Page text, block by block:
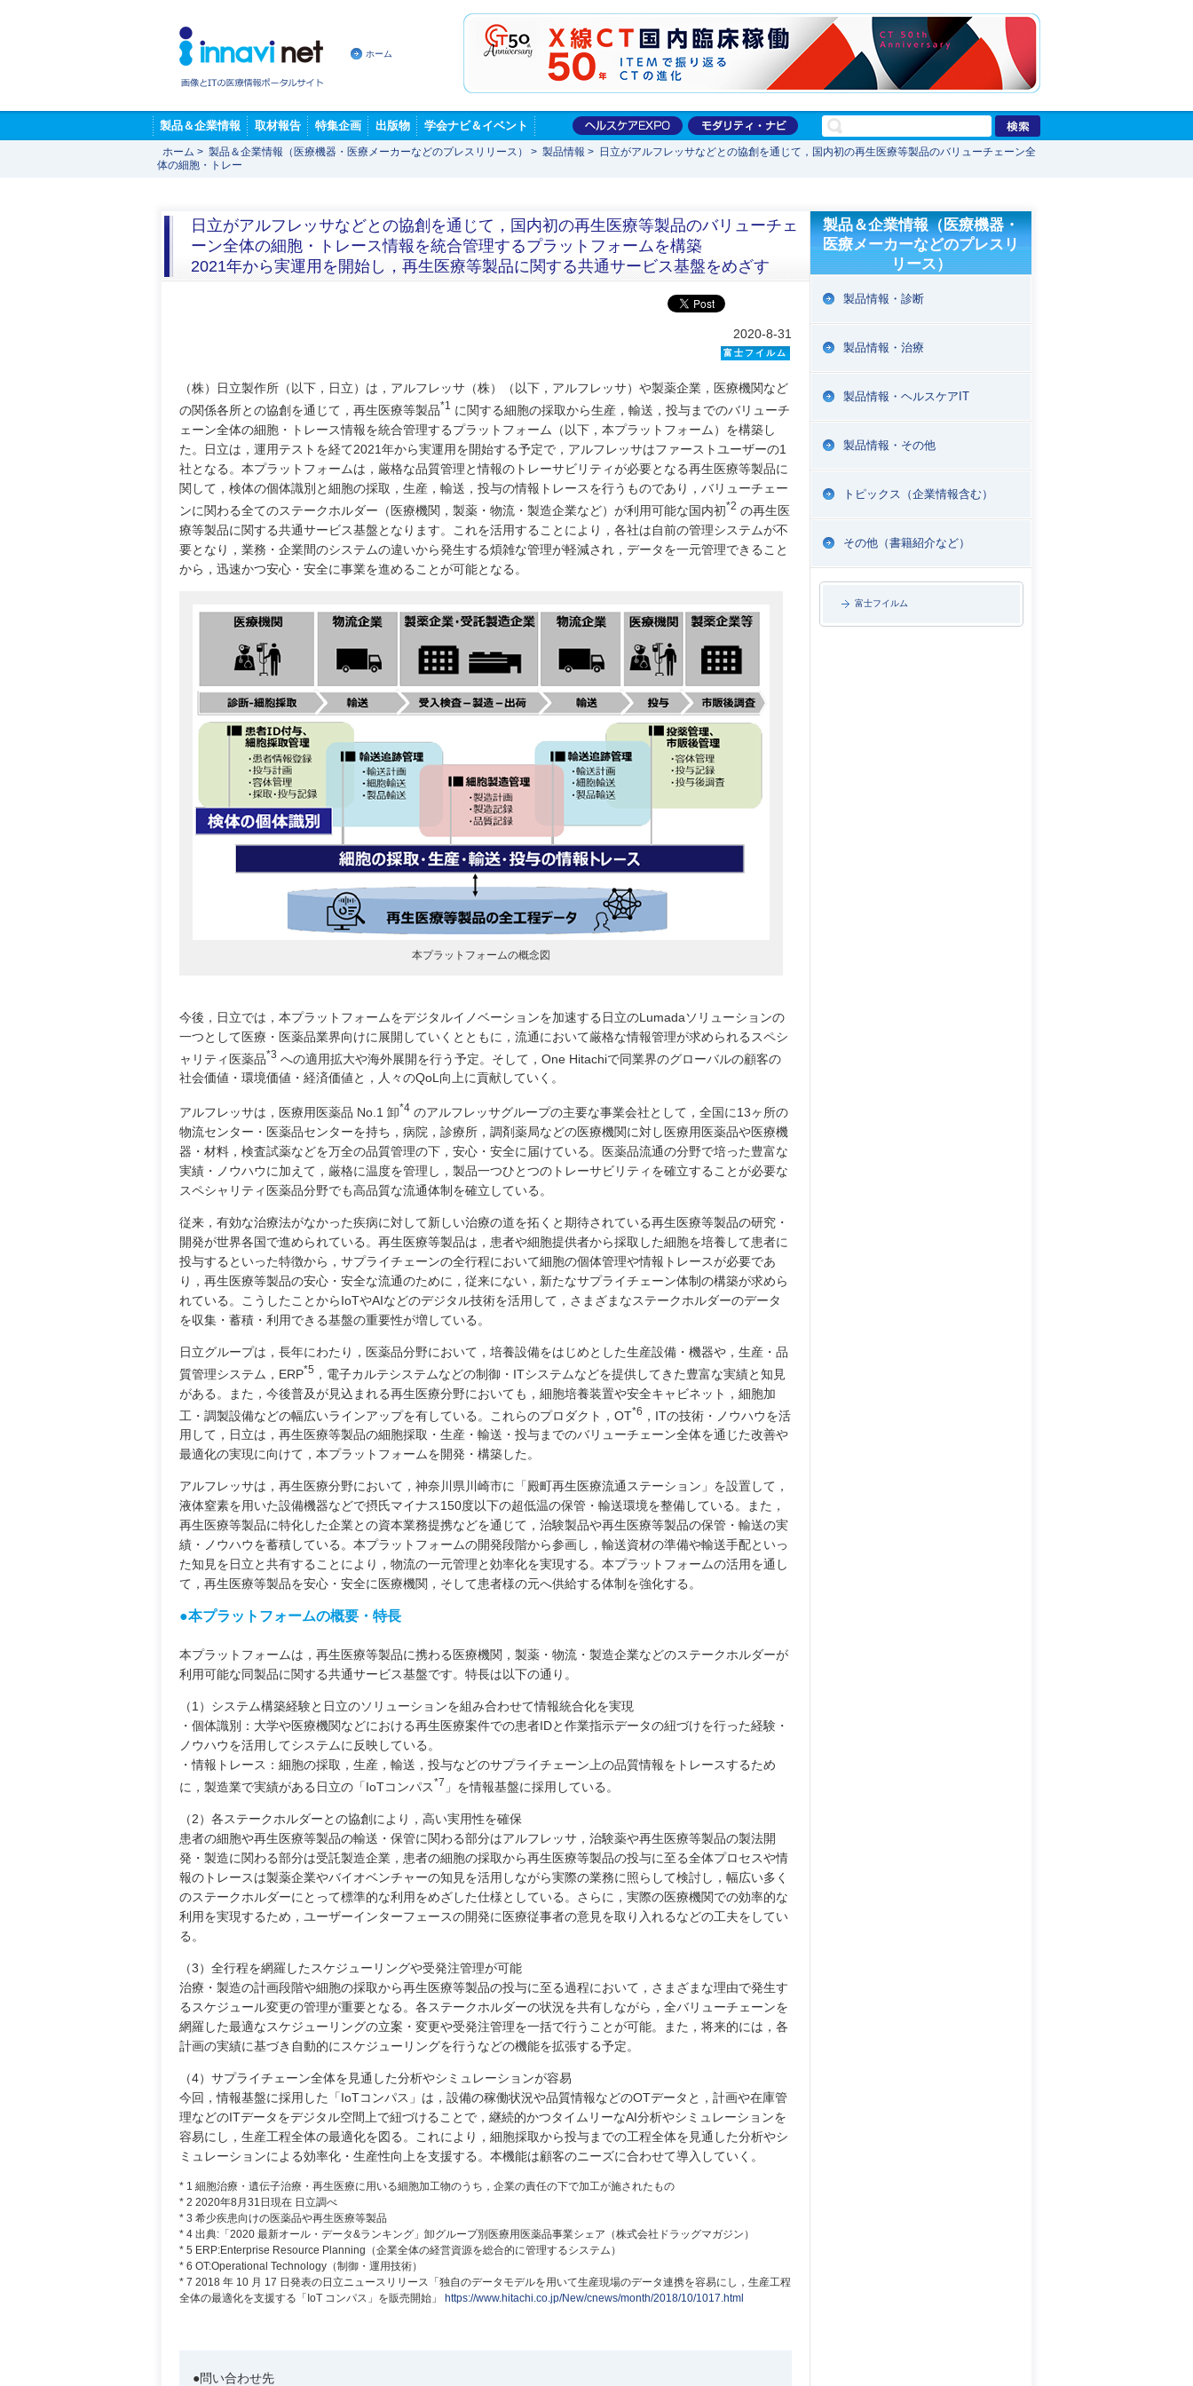
ホーム
製品＆企業情報 取材報告 特集企画 出版物 学会ナビ＆イベント
ホーム > 製品＆企業情報（医療機器・医療メーカーなどのプレスリリース） > 製品情報 > 日立がアルフレッサなどとの協創を通じて，国内初の再生医療等製品のバリューチェーン全
体の細胞・トレー
日立がアルフレッサなどとの協創を通じて，国内初の再生医療等製品のバリューチェ
ーン全体の細胞・トレース情報を統合管理するプラットフォームを構築
2021年から実運用を開始し，再生医療等製品に関する共通サービス基盤をめざす
2020-8-31
富士フイルム
（株）日立製作所（以下，日立）は，アルフレッサ（株）（以下，アルフレッサ）や製薬企業，医療機関など
の関係各所との協創を通じて，再生医療等製品*1
に関する細胞の採取から生産，輸送，投与までのバリューチ
ェーン全体の細胞・トレース情報を統合管理するプラットフォーム（以下，本プラットフォーム）を構築し
た。日立は，運用テストを経て2021年から実運用を開始する予定で，アルフレッサはファーストユーザーの1
社となる。本プラットフォームは，厳格な品質管理と情報のトレーサビリティが必要となる再生医療等製品に
関して，検体の個体識別と細胞の採取，生産，輸送，投与の情報トレースを行うものであり，バリューチェー
ンに関わる全てのステークホルダー（医療機関，製薬・物流・製造企業など）が利用可能な国内初*2 の再生医
療等製品に関する共通サービス基盤となります。これを活用することにより，各社は自前の管理システムが不
要となり，業務・企業間のシステムの違いから発生する煩雑な管理が軽減され，データを一元管理できること
から，迅速かつ安心・安全に事業を進めることが可能となる。
本プラットフォームの概念図
今後，日立では，本プラットフォームをデジタルイノベーションを加速する日立のLumadaソリューションの
一つとして医療・医薬品業界向けに展開していくとともに，流通において厳格な情報管理が求められるスペシ
ャリティ医薬品*3 への適用拡大や海外展開を行う予定。そして，One Hitachiで同業界のグローバルの顧客の
社会価値・環境価値・経済価値と，人々のQoL向上に貢献していく。
アルフレッサは，医療用医薬品 No.1 卸*4 のアルフレッサグループの主要な事業会社として，全国に13ヶ所の
物流センター・医薬品センターを持ち，病院，診療所，調剤薬局などの医療機関に対し医療用医薬品や医療機
器・材料，検査試薬などを万全の品質管理の下，安心・安全に届けている。医薬品流通の分野で培った豊富な
実績・ノウハウに加えて，厳格に温度を管理し，製品一つひとつのトレーサビリティを確立することが必要な
スペシャリティ医薬品分野でも高品質な流通体制を確立している。
従来，有効な治療法がなかった疾病に対して新しい治療の道を拓くと期待されている再生医療等製品の研究・
開発が世界各国で進められている。再生医療等製品は，患者や細胞提供者から採取した細胞を培養して患者に
投与するといった特徴から，サプライチェーンの全行程において細胞の個体管理や情報トレースが必要であ
り，再生医療等製品の安心・安全な流通のために，従来にない，新たなサプライチェーン体制の構築が求めら
れている。こうしたことからIoTやAIなどのデジタル技術を活用して，さまざまなステークホルダーのデータ
を収集・蓄積・利用できる基盤の重要性が増している。
日立グループは，長年にわたり，医薬品分野において，培養設備をはじめとした生産設備・機器や，生産・品
質管理システム，ERP*5 ，電子カルテシステムなどの制御・ITシステムなどを提供してきた豊富な実績と知見
がある。また，今後普及が見込まれる再生医療分野においても，細胞培養装置や安全キャビネット，細胞加
工・調製設備などの幅広いラインアップを有している。これらのプロダクト，OT*6 ，ITの技術・ノウハウを活
用して，日立は，再生医療等製品の細胞採取・生産・輸送・投与までのバリューチェーン全体を通じた改善や
最適化の実現に向けて，本プラットフォームを開発・構築した。
アルフレッサは，再生医療分野において，神奈川県川崎市に「殿町再生医療流通ステーション」を設置して，
液体窒素を用いた設備機器などで摂氏マイナス150度以下の超低温の保管・輸送環境を整備している。また，
再生医療等製品に特化した企業との資本業務提携などを通じて，治験製品や再生医療等製品の保管・輸送の実
績・ノウハウを蓄積している。本プラットフォームの開発段階から参画し，輸送資材の準備や輸送手配といっ
た知見を日立と共有することにより，物流の一元管理と効率化を実現する。本プラットフォームの活用を通し
て，再生医療等製品を安心・安全に医療機関，そして患者様の元へ供給する体制を強化する。
●本プラットフォームの概要・特長
本プラットフォームは，再生医療等製品に携わる医療機関，製薬・物流・製造企業などのステークホルダーが
利用可能な同製品に関する共通サービス基盤です。特長は以下の通り。
（1）システム構築経験と日立のソリューションを組み合わせて情報統合化を実現
・個体識別：大学や医療機関などにおける再生医療案件での患者IDと作業指示データの紐づけを行った経験・
ノウハウを活用してシステムに反映している。
・情報トレース：細胞の採取，生産，輸送，投与などのサプライチェーン上の品質情報をトレースするため
に，製造業で実績がある日立の「IoTコンパス*7 」を情報基盤に採用している。
（2）各ステークホルダーとの協創により，高い実用性を確保
患者の細胞や再生医療等製品の輸送・保管に関わる部分はアルフレッサ，治験薬や再生医療等製品の製法開
発・製造に関わる部分は受託製造企業，患者の細胞の採取から再生医療等製品の投与に至る全体プロセスや情
報のトレースは製薬企業やバイオベンチャーの知見を活用しながら実際の業務に照らして検討し，幅広い多く
のステークホルダーにとって標準的な利用をめざした仕様としている。さらに，実際の医療機関での効率的な
利用を実現するため，ユーザーインターフェースの開発に医療従事者の意見を取り入れるなどの工夫をしてい
る。
（3）全行程を網羅したスケジューリングや受発注管理が可能
治療・製造の計画段階や細胞の採取から再生医療等製品の投与に至る過程において，さまざまな理由で発生す
るスケジュール変更の管理が重要となる。各ステークホルダーの状況を共有しながら，全バリューチェーンを
網羅した最適なスケジューリングの立案・変更や受発注管理を一括で行うことが可能。また，将来的には，各
計画の実績に基づき自動的にスケジューリングを行うなどの機能を拡張する予定。
（4）サプライチェーン全体を見通した分析やシミュレーションが容易
今回，情報基盤に採用した「IoTコンパス」は，設備の稼働状況や品質情報などのOTデータと，計画や在庫管
理などのITデータをデジタル空間上で紐づけることで，継続的かつタイムリーなAI分析やシミュレーションを
容易にし，生産工程全体の最適化を図る。これにより，細胞採取から投与までの工程全体を見通した分析やシ
ミュレーションによる効率化・生産性向上を支援する。本機能は顧客のニーズに合わせて導入していく。
* 1 細胞治療・遺伝子治療・再生医療に用いる細胞加工物のうち，企業の責任の下で加工が施されたもの
* 2 2020年8月31日現在 日立調べ
* 3 希少疾患向けの医薬品や再生医療等製品
* 4 出典:「2020 最新オール・データ&ランキング」卸グループ別医療用医薬品事業シェア（株式会社ドラッグマガジン）
* 5 ERP:Enterprise Resource Planning（企業全体の経営資源を総合的に管理するシステム）
* 6 OT:Operational Technology（制御・運用技術）
* 7 2018 年 10 月 17 日発表の日立ニュースリリース「独自のデータモデルを用いて生産現場のデータ連携を容易にし，生産工程
全体の最適化を支援する「IoT コンパス」を販売開始」
https://www.hitachi.co.jp/New/cnews/month/2018/10/1017.html
●問い合わせ先
製品＆企業情報（医療機器・
医療メーカーなどのプレスリ
リース）
製品情報・診断
製品情報・治療
製品情報・ヘルスケアIT
製品情報・その他
トピックス（企業情報含む）
その他（書籍紹介など）
富士フイルム